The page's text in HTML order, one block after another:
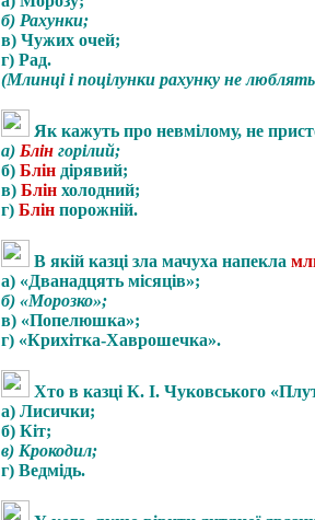
б) Рахунки;
в) Чужих очей;
г) Рад.
(Млинці і поцілунки рахунку не
Як кажуть про невмілому, не
а) Блін горілий;
б) Блін дірявий;
в) Блін холодний;
г) Блін порожній.
В якій казці зла мачуха напекла
а) «Дванадцять місяців»;
б) «Морозко»;
в) «Попелюшка»;
г) «Крихітка-Хаврошечка».
Хто в казці К. І. Чуковського
а) Лисички;
б) Кіт;
в) Крокодил;
г) Ведмідь.